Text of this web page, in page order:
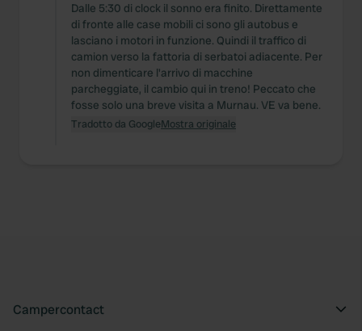
Dalle 5:30 di clock il sonno era finito. Direttamente
di fronte alle case mobili ci sono gli autobus e
lasciano i motori in funzione. Quindi il traffico di
camion verso la fattoria di serbatoi adiacente. Per
non dimenticare l'arrivo di macchine
parcheggiate, il cambio qui in treno! Peccato che
fosse solo una breve visita a Murnau. VE va bene.
Tradotto da GoogleMostra originale
Campercontact